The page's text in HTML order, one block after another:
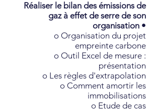
Réaliser le bilan des émissions de
gaz à effet de serre de son
organisation •
o Organisation du projet
empreinte carbone
o Outil Excel de mesure :
présentation
o Les règles d'extrapolation
o Comment amortir les
immobilisations
o Etude de cas